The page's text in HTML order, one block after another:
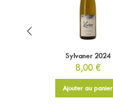
Sylvaner 2024
8,00 €
Ajouter au panier